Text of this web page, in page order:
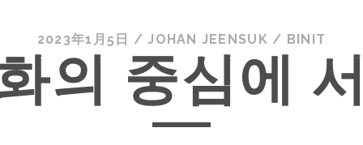
2023年1月5日 / JOHAN JEENSUK / BINIT
의 중심에